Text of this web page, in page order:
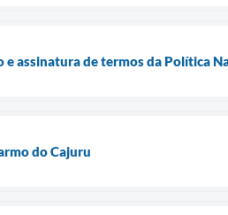
assinatura de termos da Política
do Cajuru